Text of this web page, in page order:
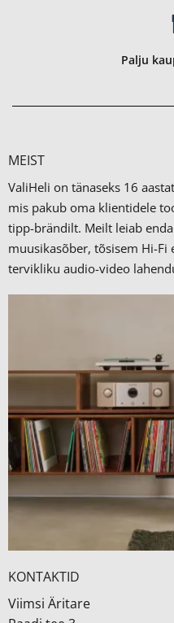
Palju
MEIST
ValiHeli on tänaseks 16
mis pakub oma klientidele
tipp-brändilt. Meilt leiab
muusikasõber, tõsisem Hi-
tervikliku audio-video
KONTAKTID
Viimsi Äritare